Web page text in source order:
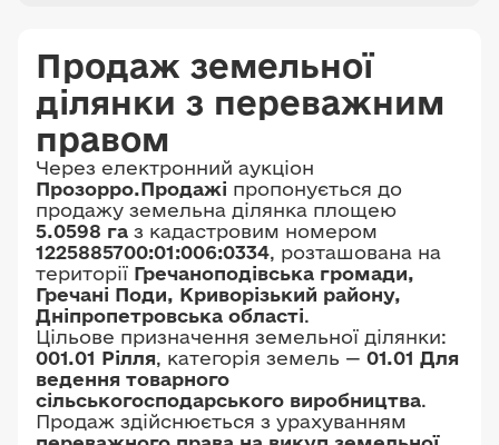
Продаж земельної
ділянки з переважним
правом
Через електронний аукціон
Прозорро.Продажі пропонується до
продажу земельна ділянка площею
5.0598 га з кадастровим номером
1225885700:01:006:0334, розташована на
території Гречаноподівська громади,
Гречані Поди, Криворізький району,
Дніпропетровська області.
Цільове призначення земельної ділянки:
001.01 Рілля, категорія земель — 01.01 Для
ведення товарного
сільськогосподарського виробництва.
Продаж здійснюється з урахуванням